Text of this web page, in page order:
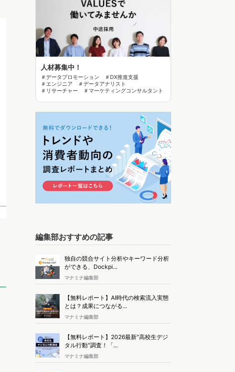
人材募集中！
＃データプロモーション ＃DX推進支援
＃エンジニア ＃データアナリスト
＃リサーチャー ＃マーケティングコンサルタント
編集部おすすめの記事
独自の競合サイト分析やキーワード分析
ができる、Dockpi...
マナミナ編集部
【無料レポート】AI時代の検索流入実態
とは？成果につながる...
マナミナ編集部
【無料レポート】2026最新"高校生デジ
タル行動"調査！「...
マナミナ編集部